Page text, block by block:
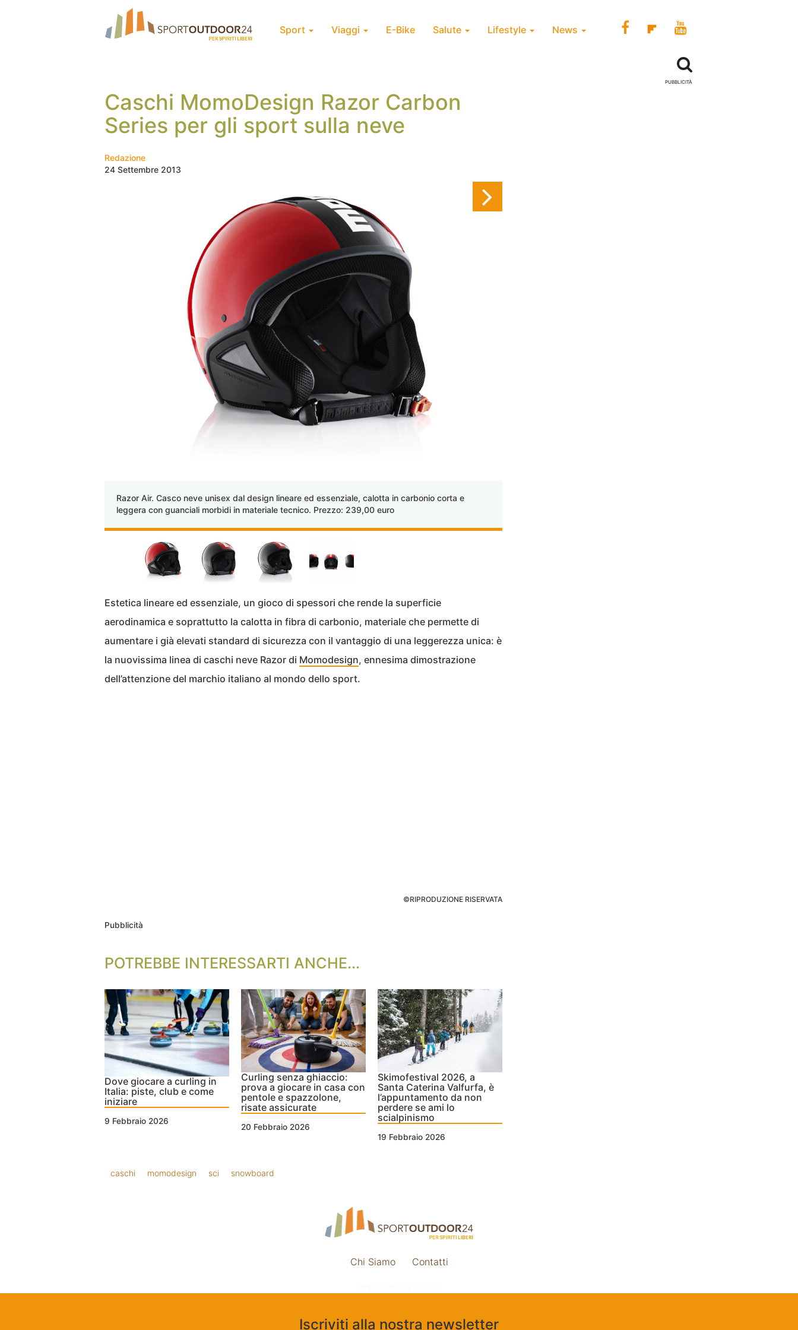
Sport Viaggi E-Bike Salute Lifestyle News
Caschi MomoDesign Razor Carbon
Series per gli sport sulla neve
Redazione
24 Settembre 2013
Razor Air. Casco neve unisex dal design lineare ed essenziale, calotta in carbonio corta e
leggera con guanciali morbidi in materiale tecnico. Prezzo: 239,00 euro
Estetica lineare ed essenziale, un gioco di spessori che rende la superficie
aerodinamica e soprattutto la calotta in fibra di carbonio, materiale che permette di
aumentare i già elevati standard di sicurezza con il vantaggio di una leggerezza unica: è
la nuovissima linea di caschi neve Razor di Momodesign, ennesima dimostrazione
dell’attenzione del marchio italiano al mondo dello sport.
©RIPRODUZIONE RISERVATA
Pubblicità
POTREBBE INTERESSARTI ANCHE...
Dove giocare a curling in
Italia: piste, club e come
iniziare
9 Febbraio 2026
Curling senza ghiaccio:
prova a giocare in casa con
pentole e spazzolone,
risate assicurate
20 Febbraio 2026
Skimofestival 2026, a
Santa Caterina Valfurfa, è
l’appuntamento da non
perdere se ami lo
scialpinismo
19 Febbraio 2026
caschi momodesign sci snowboard
PUBBLICITÀ
Chi Siamo Contatti
Iscriviti alla nostra newsletter